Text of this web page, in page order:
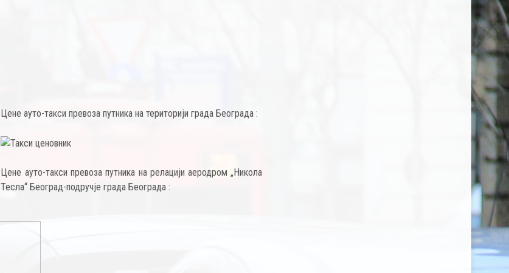
Цене ауто-такси превоза путника на територији града Београда :
Цене ауто-такси превоза путника на релацији аеродром „Никола
Тесла“ Београд-подручје града Београда :